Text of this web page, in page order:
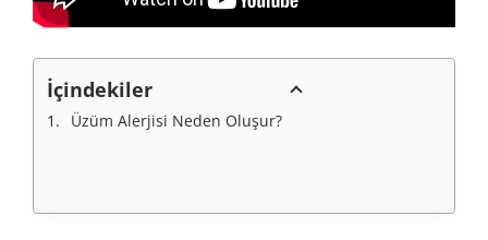
İçindekiler
Üzüm Alerjisi Neden Oluşur?